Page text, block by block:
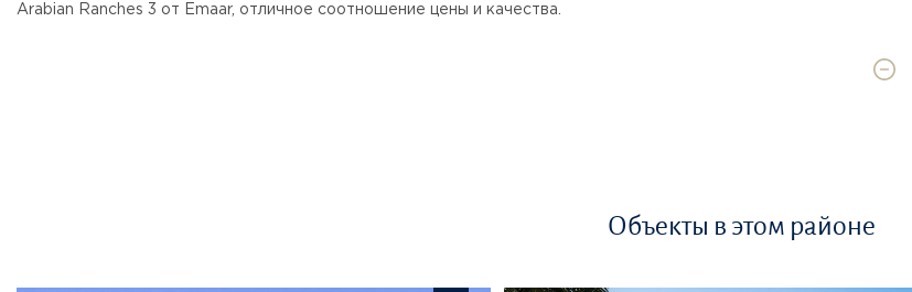
Arabian Ranches 3 от Emaar, отличное соотношение цены и качества.
Объекты в этом районе